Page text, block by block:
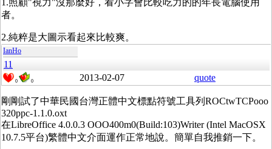
1.照顧"視力"沒那麼好，看小字會比較吃力的的年長電腦使用
者。
2.純粹是大圖示看起來比較爽。
IanHo
11
0 0 2013-02-07 quote
剛剛試了中華民國台灣正體中文標點符號工具列ROCtwTCPooo
320ppc-1.1.0.oxt
在LibreOffice 4.0.0.3 OOO400m0(Build:103)Writer (Intel MacOSX
10.7.5平台)繁體中文介面運作正常地說。簡單自我推銷一下。